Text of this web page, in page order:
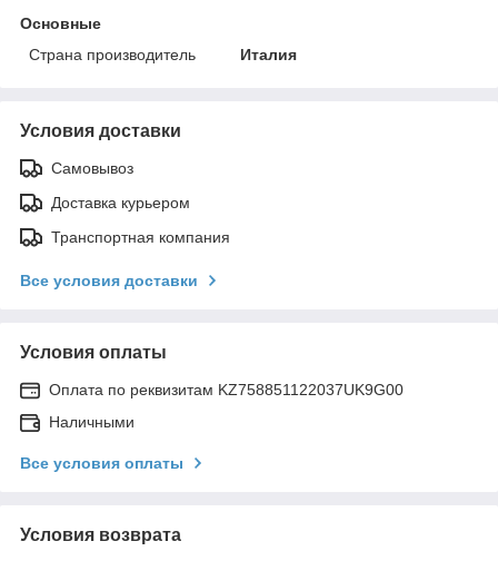
Основные
Страна производитель
Италия
Условия доставки
Самовывоз
Доставка курьером
Транспортная компания
Все условия доставки
Условия оплаты
Оплата по реквизитам KZ758851122037UK9G00
Наличными
Все условия оплаты
Условия возврата